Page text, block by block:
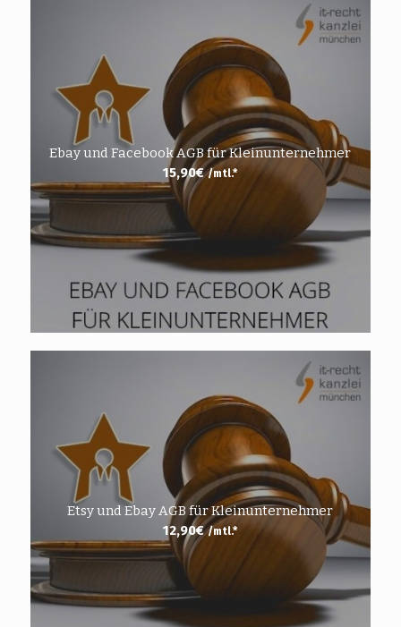
Ebay und Facebook AGB für Kleinunternehmer
15,90€ /mtl.*
Etsy und Ebay AGB für Kleinunternehmer
12,90€ /mtl.*